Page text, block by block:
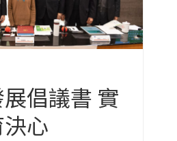
倡議書 實
心